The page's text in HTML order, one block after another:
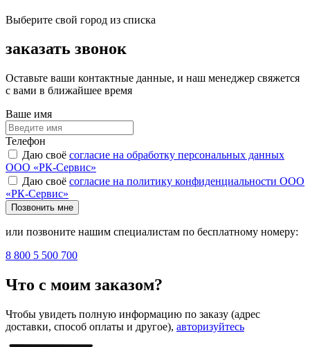
Выберите свой город из списка
заказать звонок
Оставьте ваши контактные данные, и наш менеджер свяжется
с вами в ближайшее время
Ваше имя
Телефон
Даю своё согласие на обработку персональных данных
ООО «РК-Сервис»
Даю своё согласие на политику конфиденциальности ООО
«РК-Сервис»
Позвонить мне
или позвоните нашим специалистам по бесплатному номеру:
8 800 5 500 700
Что с моим заказом?
Чтобы увидеть полную информацию по заказу (адрес
доставки, способ оплаты и другое), авторизуйтесь